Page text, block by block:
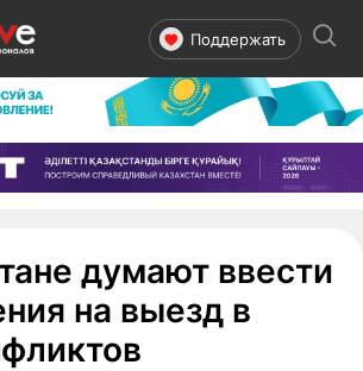
Поддержать
думают ввести
на выезд в